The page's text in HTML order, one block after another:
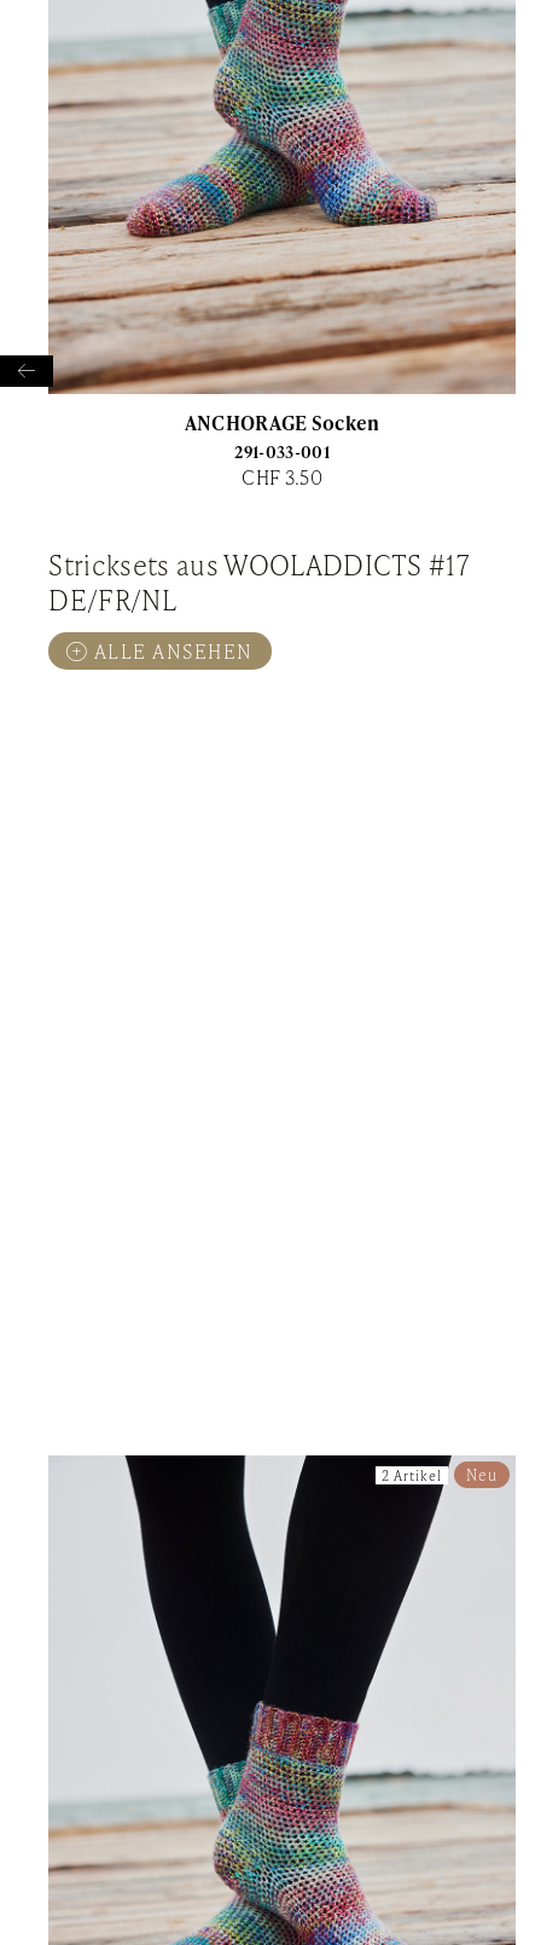

ANCHORAGE Socken
291-033-001
CHF 3.50
Stricksets aus WOOLADDICTS #17
DE/FR/NL
ALLE ANSEHEN
2 Artikel Neu